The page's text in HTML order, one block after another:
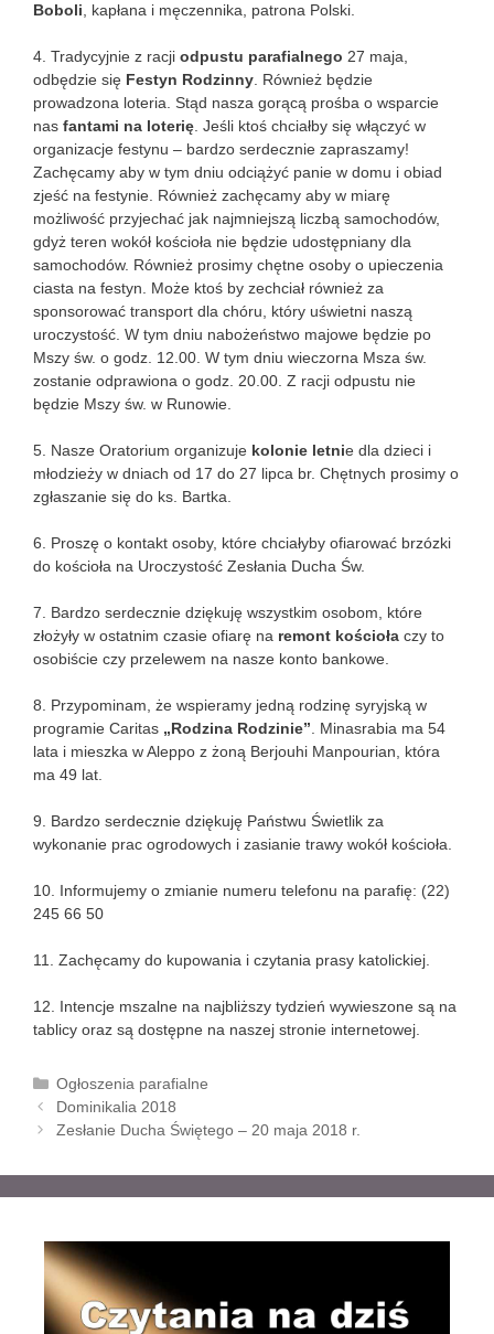
Boboli, kapłana i męczennika, patrona Polski.
4. Tradycyjnie z racji odpustu parafialnego 27 maja,
odbędzie się Festyn Rodzinny. Również będzie
prowadzona loteria. Stąd nasza gorącą prośba o wsparcie
nas fantami na loterię. Jeśli ktoś chciałby się włączyć w
organizacje festynu – bardzo serdecznie zapraszamy!
Zachęcamy aby w tym dniu odciążyć panie w domu i obiad
zjeść na festynie. Również zachęcamy aby w miarę
możliwość przyjechać jak najmniejszą liczbą samochodów,
gdyż teren wokół kościoła nie będzie udostępniany dla
samochodów. Również prosimy chętne osoby o upieczenia
ciasta na festyn. Może ktoś by zechciał również za
sponsorować transport dla chóru, który uświetni naszą
uroczystość. W tym dniu nabożeństwo majowe będzie po
Mszy św. o godz. 12.00. W tym dniu wieczorna Msza św.
zostanie odprawiona o godz. 20.00. Z racji odpustu nie
będzie Mszy św. w Runowie.
5. Nasze Oratorium organizuje kolonie letnie dla dzieci i
młodzieży w dniach od 17 do 27 lipca br. Chętnych prosimy o
zgłaszanie się do ks. Bartka.
6. Proszę o kontakt osoby, które chciałyby ofiarować brzózki
do kościoła na Uroczystość Zesłania Ducha Św.
7. Bardzo serdecznie dziękuję wszystkim osobom, które
złożyły w ostatnim czasie ofiarę na remont kościoła czy to
osobiście czy przelewem na nasze konto bankowe.
8. Przypominam, że wspieramy jedną rodzinę syryjską w
programie Caritas „Rodzina Rodzinie”. Minasrabia ma 54
lata i mieszka w Aleppo z żoną Berjouhi Manpourian, która
ma 49 lat.
9. Bardzo serdecznie dziękuję Państwu Świetlik za
wykonanie prac ogrodowych i zasianie trawy wokół kościoła.
10. Informujemy o zmianie numeru telefonu na parafię: (22)
245 66 50
11. Zachęcamy do kupowania i czytania prasy katolickiej.
12. Intencje mszalne na najbliższy tydzień wywieszone są na
tablicy oraz są dostępne na naszej stronie internetowej.
K
a
t
g
o
i
e
Ogłoszenia parafialne
Z
o
a
c
Dominikalia 2018
Zesłanie Ducha Świętego – 20 maja 2018 r.